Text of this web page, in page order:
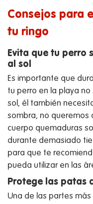
Consejos para
tu ringo
Evita que tu perro
al sol
Es importante que
tu perro en la playa
sol, él también
sombra, no queremos
cuerpo quemaduras
durante demasiado
para que te
pueda utilizar en las
Protege las patas
Una de las partes